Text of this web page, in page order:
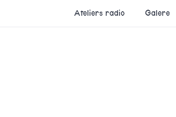
Ateliers radio Galere